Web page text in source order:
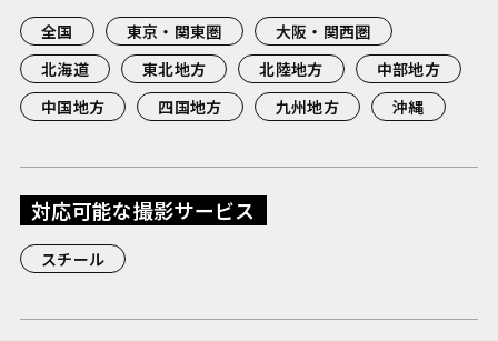
全国 東京・関東圏
大阪・関西圏
北海道
東北地方 北陸地方
中部地方
中国地方
四国地方 九州地方 沖縄
対応可能な撮影サービス
スチール